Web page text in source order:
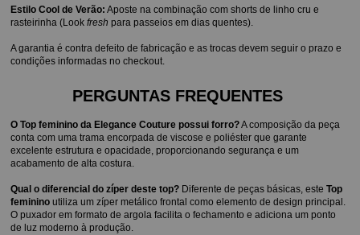
Estilo Cool de Verão: Aposte na combinação com shorts de linho cru e
rasteirinha (Look fresh para passeios em dias quentes).
A garantia é contra defeito de fabricação e as trocas devem seguir o prazo e
condições informadas no checkout.
PERGUNTAS FREQUENTES
O Top feminino da Elegance Couture possui forro? A composição da peça
conta com uma trama encorpada de viscose e poliéster que garante
excelente estrutura e opacidade, proporcionando segurança e um
acabamento de alta costura.
Qual o diferencial do zíper deste top? Diferente de peças básicas, este Top
feminino utiliza um zíper metálico frontal como elemento de design principal.
O puxador em formato de argola facilita o fechamento e adiciona um ponto
de luz moderno à produção.